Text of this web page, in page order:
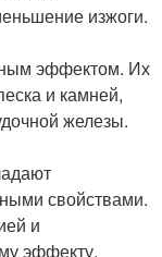
изжоги.
эффектом. Их
и камней,
железы.
свойствами.
и
эффекту,